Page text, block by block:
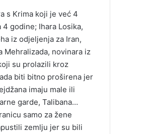
s Krima koji je već 4
godine; Ihara Losika,
iz odjeljenja za Iran,
Mehralizada, novinara iz
su prolazili kroz
biti bitno proširena jer
imaju male ili
garde, Talibana…
samo za žene
zemlju jer su bili